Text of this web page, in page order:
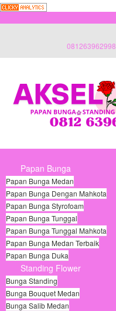
081263962998
Papan Bunga
Papan Bunga Medan
Papan Bunga Dengan Mahkota
Papan Bunga Styrofoam
Papan Bunga Tunggal
Papan Bunga Tunggal Mahkota
Papan Bunga Medan Terbaik
Papan Bunga Duka
Standing Flower
Bunga Standing
Bunga Bouquet Medan
Bunga Salib Medan